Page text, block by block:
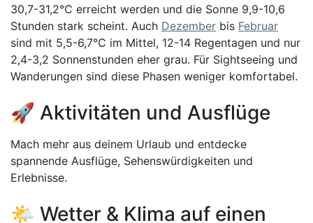
30,7-31,2°C erreicht werden und die Sonne 9,9-10,6
Stunden stark scheint. Auch Dezember bis Februar
sind mit 5,5-6,7°C im Mittel, 12-14 Regentagen und nur
2,4-3,2 Sonnenstunden eher grau. Für Sightseeing und
Wanderungen sind diese Phasen weniger komfortabel.
🚀 Aktivitäten und Ausflüge
Mach mehr aus deinem Urlaub und entdecke
spannende Ausflüge, Sehenswürdigkeiten und
Erlebnisse.
🌤️ Wetter & Klima auf einen